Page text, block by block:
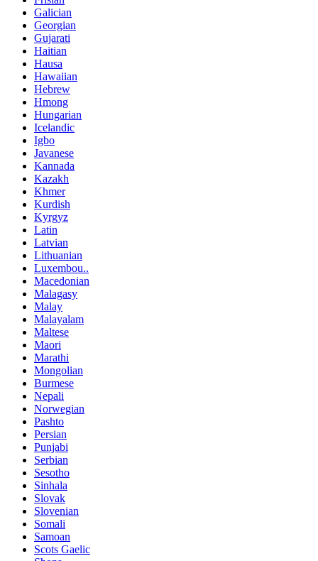
Galician
Georgian
Gujarati
Haitian
Hausa
Hawaiian
Hebrew
Hmong
Hungarian
Icelandic
Igbo
Javanese
Kannada
Kazakh
Khmer
Kurdish
Kyrgyz
Latin
Latvian
Lithuanian
Luxembou..
Macedonian
Malagasy
Malay
Malayalam
Maltese
Maori
Marathi
Mongolian
Burmese
Nepali
Norwegian
Pashto
Persian
Punjabi
Serbian
Sesotho
Sinhala
Slovak
Slovenian
Somali
Samoan
Scots Gaelic